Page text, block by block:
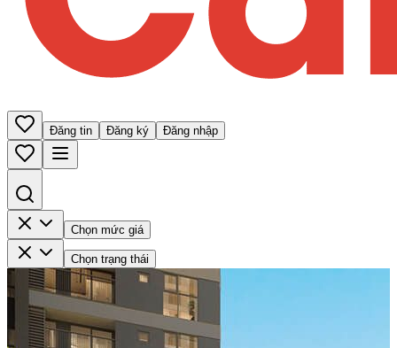
Đăng tin Đăng ký Đăng nhập
Chọn mức giá
Chọn trạng thái